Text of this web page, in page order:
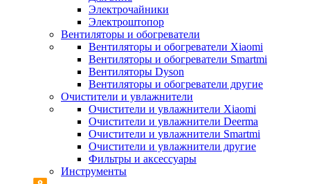
Электрочайники
Электроштопор
Вентиляторы и обогреватели
Вентиляторы и обогреватели Xiaomi
Вентиляторы и обогреватели Smartmi
Вентиляторы Dyson
Вентиляторы и обогреватели другие
Очистители и увлажнители
Очистители и увлажнители Xiaomi
Очистители и увлажнители Deerma
Очистители и увлажнители Smartmi
Очистители и увлажнители другие
Фильтры и аксессуары
Инструменты